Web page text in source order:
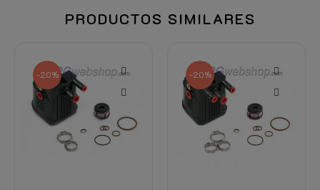
PRODUCTOS SIMILARES
-20% -20%